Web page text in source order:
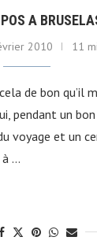
A
2010 11
de bon qu’il
pendant un bon
voyage et un
…